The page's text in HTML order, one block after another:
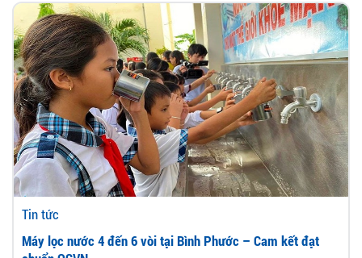
Tin tức
Máy lọc nước 4 đến 6 vòi tại Bình Phước – Cam kết đạt